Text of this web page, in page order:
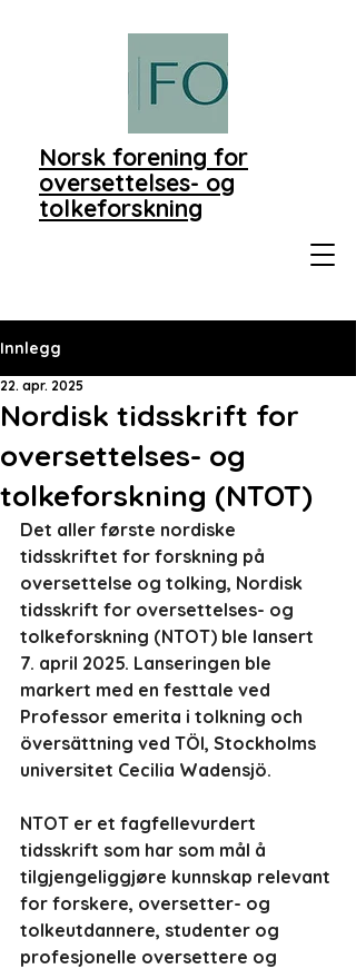
Norsk forening for
oversettelses- og
tolkeforskning
Innlegg
Nordisk tidsskrift for
oversettelses- og
tolkeforskning (NTOT)
22. apr. 2025
Det aller første nordiske
tidsskriftet for forskning på
oversettelse og tolking, Nordisk
tidsskrift for oversettelses- og
tolkeforskning (NTOT) ble lansert
7. april 2025. Lanseringen ble
markert med en festtale ved
Professor emerita i tolkning och
översättning ved TÖI, Stockholms
universitet Cecilia Wadensjö.
NTOT er et fagfellevurdert
tidsskrift som har som mål å
tilgjengeliggjøre kunnskap relevant
for forskere, oversetter- og
tolkeutdannere, studenter og
profesjonelle oversettere og